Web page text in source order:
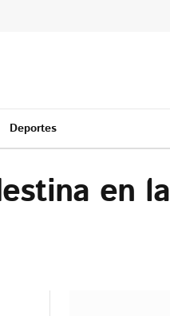
Deportes
en la